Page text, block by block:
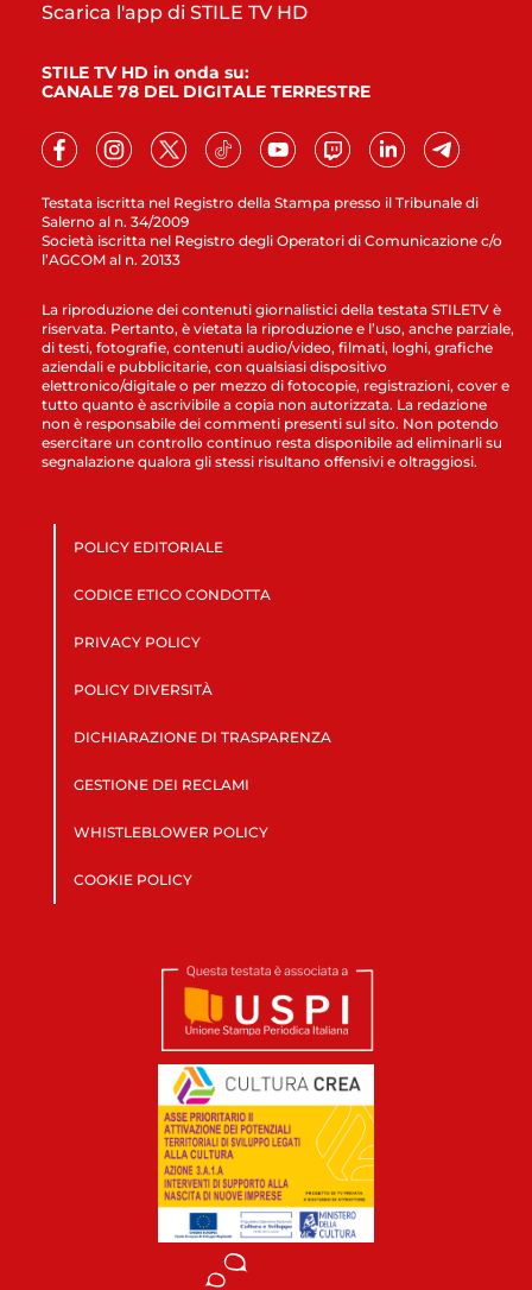
Testata iscritta nel Registro della Stampa presso il Tribunale di
Salerno al n. 34/2009
Società iscritta nel Registro degli Operatori di Comunicazione c/o
l’AGCOM al n. 20133
Scarica l'app di STILE TV HD
STILE TV HD in onda su:
CANALE 78 DEL DIGITALE TERRESTRE
La riproduzione dei contenuti giornalistici della testata STILETV è
riservata. Pertanto, è vietata la riproduzione e l’uso, anche parziale,
di testi, fotografie, contenuti audio/video, filmati, loghi, grafiche
aziendali e pubblicitarie, con qualsiasi dispositivo
elettronico/digitale o per mezzo di fotocopie, registrazioni, cover e
tutto quanto è ascrivibile a copia non autorizzata. La redazione
non è responsabile dei commenti presenti sul sito. Non potendo
esercitare un controllo continuo resta disponibile ad eliminarli su
segnalazione qualora gli stessi risultano offensivi e oltraggiosi.
POLICY EDITORIALE
CODICE ETICO CONDOTTA
PRIVACY POLICY
POLICY DIVERSITÀ
DICHIARAZIONE DI TRASPARENZA
GESTIONE DEI RECLAMI
WHISTLEBLOWER POLICY
COOKIE POLICY